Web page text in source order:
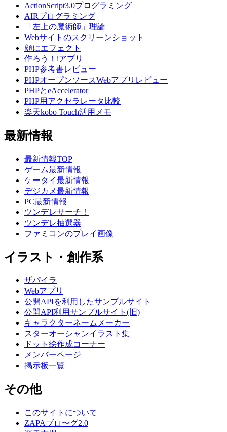
ActionScript3.0プログラミング
AIRプログラミング
「左上の魔術師」理論
Webサイトのスクリーンショット
顔にエフェクト
作ろう！iアプリ
PHP参考書レビュー
PHPオープンソースWebアプリレビュー
PHPとeAccelerator
PHP用アクセラレータ比較
楽天kobo Touch活用メモ
最新情報
最新情報TOP
ゲーム最新情報
ケータイ最新情報
デジカメ最新情報
PC最新情報
ツンデレサーチ！
ツンデレ抽選器
ファミコンのプレイ画像
イラスト・創作系
ザパイラ
Webアプリ
公開APIを利用したサンプルサイト
公開API利用サンプルサイト(旧)
キャラクターネームメーカー
スターオーシャンイラスト集
ドット絵作成コーナー
メンバーページ
掲示板一覧
その他
このサイトについて
ZAPAブロ〜グ2.0